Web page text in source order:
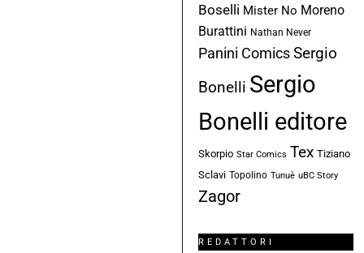
Boselli Mister No Moreno
Burattini Nathan Never
Panini ComicsSergio
Bonelli Sergio
Bonelli editore
Skorpio Star Comics Tex Tiziano
Sclavi Topolino Tunuè uBC Story
Zagor
REDATTORI